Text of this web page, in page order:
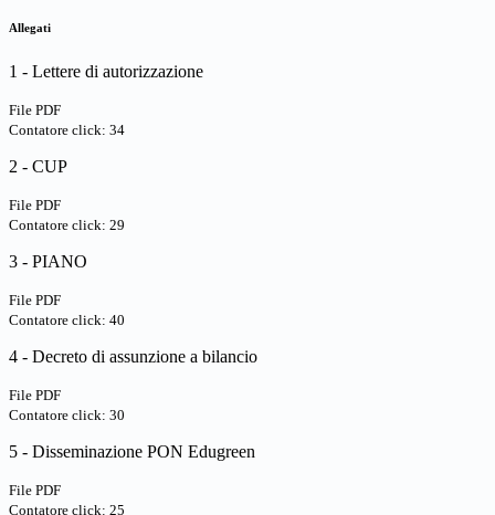
Allegati
1 - Lettere di autorizzazione
File PDF
Contatore click: 34
2 - CUP
File PDF
Contatore click: 29
3 - PIANO
File PDF
Contatore click: 40
4 - Decreto di assunzione a bilancio
File PDF
Contatore click: 30
5 - Disseminazione PON Edugreen
File PDF
Contatore click: 25